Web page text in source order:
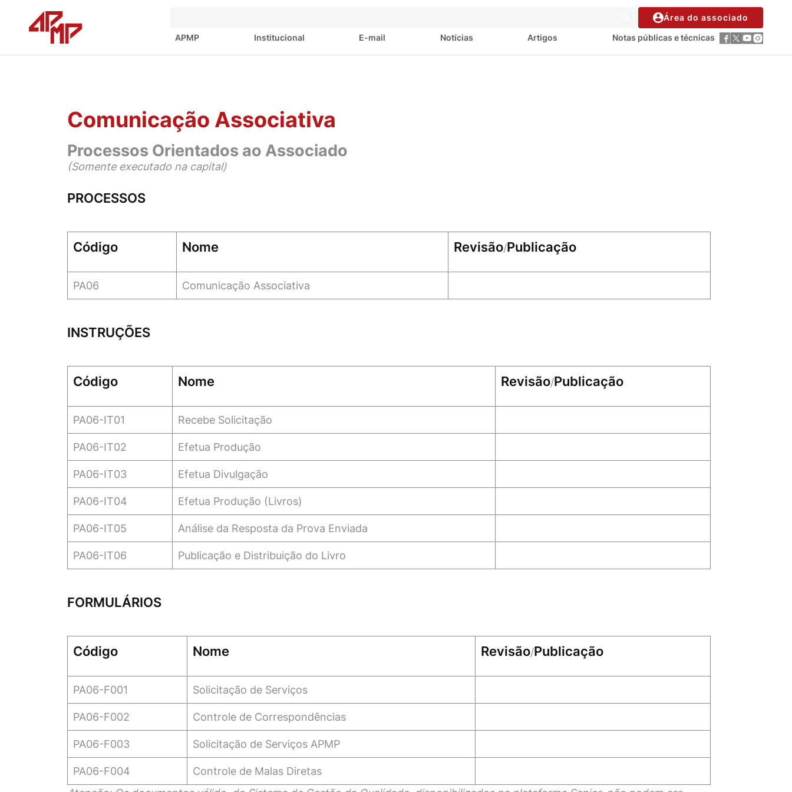
Área do associado
APMP
Institucional E-mail Notícias Artigos Notas públicas e técnicas
Comunicação Associativa
Processos Orientados ao Associado
(Somente executado na capital)
PROCESSOS
Código Nome Revisão/Publicação
PA06 Comunicação Associativa
INSTRUÇÕES
Código Nome Revisão/Publicação
PA06-IT01 Recebe Solicitação
PA06-IT02 Efetua Produção
PA06-IT03 Efetua Divulgação
PA06-IT04 Efetua Produção (Livros)
PA06-IT05 Análise da Resposta da Prova Enviada
PA06-IT06 Publicação e Distribuição do Livro
FORMULÁRIOS
Código Nome Revisão/Publicação
PA06-F001 Solicitação de Serviços
PA06-F002 Controle de Correspondências
PA06-F003 Solicitação de Serviços APMP
PA06-F004
Controle de Malas Diretas